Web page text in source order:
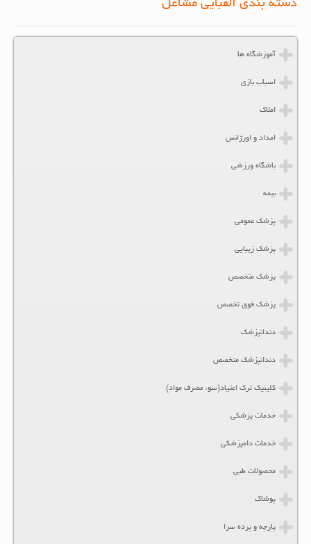
دسته بندی الفبایی مشاغل
آموزشگاه ها
اسباب بازی
املاک
امداد و اورژانس
باشگاه ورزشی
بیمه
پزشک عمومی
پزشک زیبایی
پزشک متخصص
پزشک فوق تخصص
دندانپزشک
دندانپزشک متخصص
کلینیک ترک اعتیاد(سوء مصرف مواد)
خدمات پزشکی
خدمات دامپزشکی
محصولات طبی
پوشاک
پارچه و پرده سرا